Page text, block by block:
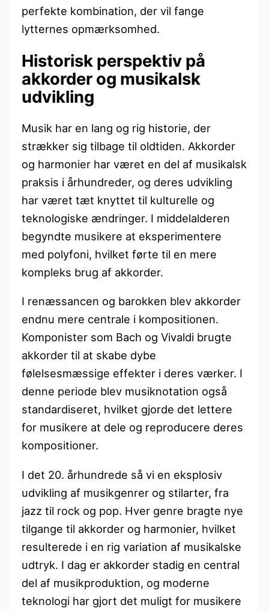
perfekte kombination, der vil fange
lytternes opmærksomhed.
Historisk perspektiv på
akkorder og musikalsk
udvikling
Musik har en lang og rig historie, der
strækker sig tilbage til oldtiden. Akkorder
og harmonier har været en del af musikalsk
praksis i århundreder, og deres udvikling
har været tæt knyttet til kulturelle og
teknologiske ændringer. I middelalderen
begyndte musikere at eksperimentere
med polyfoni, hvilket førte til en mere
kompleks brug af akkorder.
I renæssancen og barokken blev akkorder
endnu mere centrale i kompositionen.
Komponister som Bach og Vivaldi brugte
akkorder til at skabe dybe
følelsesmæssige effekter i deres værker. I
denne periode blev musiknotation også
standardiseret, hvilket gjorde det lettere
for musikere at dele og reproducere deres
kompositioner.
I det 20. århundrede så vi en eksplosiv
udvikling af musikgenrer og stilarter, fra
jazz til rock og pop. Hver genre bragte nye
tilgange til akkorder og harmonier, hvilket
resulterede i en rig variation af musikalske
udtryk. I dag er akkorder stadig en central
del af musikproduktion, og moderne
teknologi har gjort det muligt for musikere